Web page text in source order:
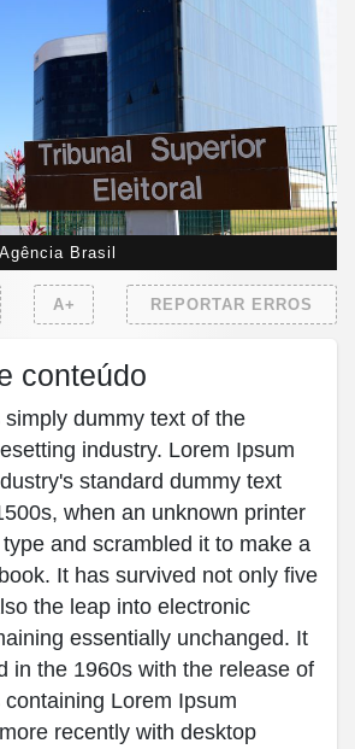
Brasil
A+ REPORTAR ERROS
conteúdo
dummy text of the
industry. Lorem Ipsum
standard dummy text
when an unknown printer
and scrambled it to make a
It has survived not only five
the leap into electronic
essentially unchanged. It
in the 1960s with the release of
Lorem Ipsum
recently with desktop